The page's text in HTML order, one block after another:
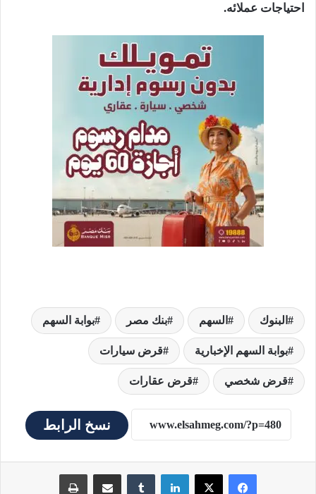
احتياجات عملائه.
البنوك السهم بنك مصر بوابة السهم
بوابة السهم الإخبارية قرض سيارات
قرض شخصي قرض عقارات
نسخ الرابط
لينكدإن مشاركة عبر البريد طباعة